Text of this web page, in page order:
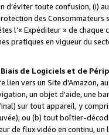
toute confusion, (i)
des
l’« Expéditeur » de
pratiques en vigueur du
de Logiciels et de
lien vers un Site d'Amazon,
un objet d'aide, une
sur tout appareil, y
ou (b) tout boîtier-
de flux vidéo en continu,